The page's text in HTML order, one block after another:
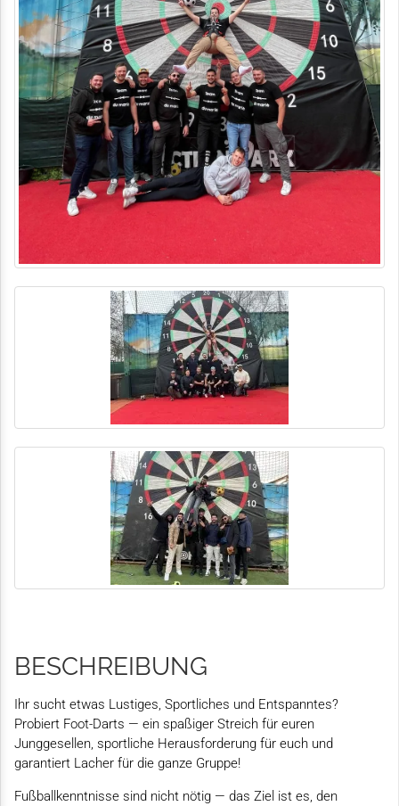
BESCHREIBUNG
Ihr sucht etwas Lustiges, Sportliches und Entspanntes?
Probiert Foot-Darts — ein spaßiger Streich für euren
Junggesellen, sportliche Herausforderung für euch und
garantiert Lacher für die ganze Gruppe!
Fußballkenntnisse sind nicht nötig — das Ziel ist es, den